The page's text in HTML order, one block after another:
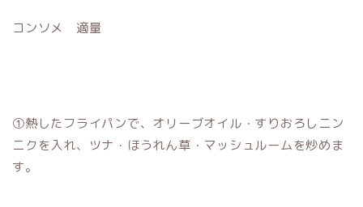
コンソメ 適量
①熱したフライパンで、オリーブオイル・すりおろしニン
ニクを入れ、ツナ・ほうれん草・マッシュルームを炒めま
す。